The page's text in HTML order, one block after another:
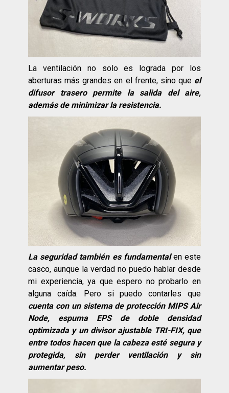
La ventilación no solo es lograda por los
aberturas más grandes en el frente, sino que el
difusor trasero permite la salida del aire,
además de minimizar la resistencia.
La seguridad también es fundamentalen este
casco, aunque la verdad no puedo hablar desde
mi experiencia, ya que espero no probarlo en
alguna caída. Pero si puedo contarles que
cuenta con un sistema de protección MIPS Air
Node, espuma EPS de doble densidad
optimizada y un divisor ajustable TRI-FIX, que
entre todos hacen que la cabeza esté segura y
protegida, sin perder ventilación y sin
aumentar peso.